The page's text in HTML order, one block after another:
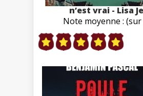
n’est vrai - Lisa
Note moyenne : (sur